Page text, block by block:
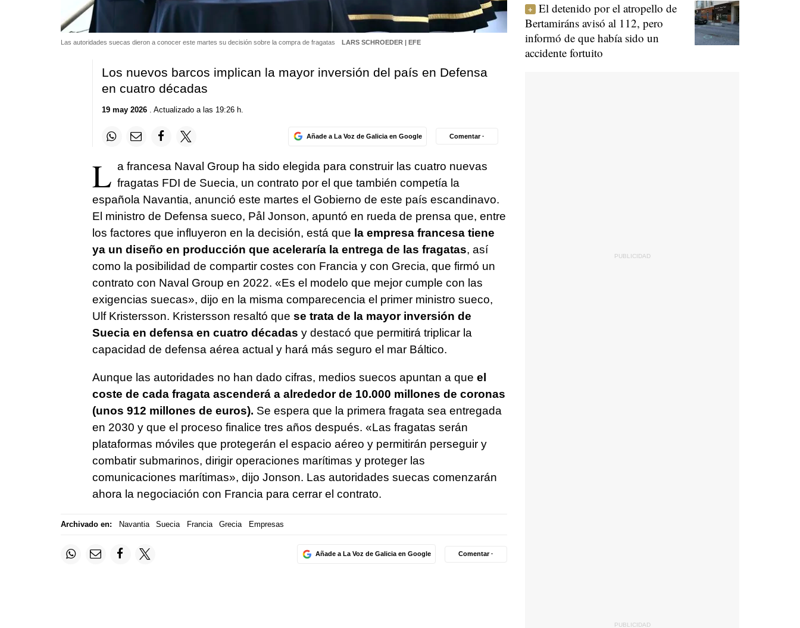
Las autoridades suecas dieron a conocer este martes su decisión sobre la compra de fragatas LARS SCHROEDER | EFE
Los nuevos barcos implican la mayor inversión del país en Defensa
en cuatro décadas
19 may 2026. Actualizado a las 19:26 h.
Añade a La Voz de Galicia en Google Comentar ·
L a francesa Naval Group ha sido elegida para construir las cuatro nuevas
fragatas FDI de Suecia, un contrato por el que también competía la
española Navantia, anunció este martes el Gobierno de este país escandinavo.
El ministro de Defensa sueco, Pål Jonson, apuntó en rueda de prensa que, entre
los factores que influyeron en la decisión, está que la empresa francesa tiene
ya un diseño en producción que aceleraría la entrega de las fragatas, así
como la posibilidad de compartir costes con Francia y con Grecia, que firmó un
contrato con Naval Group en 2022. «Es el modelo que mejor cumple con las
exigencias suecas», dijo en la misma comparecencia el primer ministro sueco,
Ulf Kristersson. Kristersson resaltó que se trata de la mayor inversión de
Suecia en defensa en cuatro décadas y destacó que permitirá triplicar la
capacidad de defensa aérea actual y hará más seguro el mar Báltico.
Aunque las autoridades no han dado cifras, medios suecos apuntan a que el
coste de cada fragata ascenderá a alrededor de 10.000 millones de coronas
(unos 912 millones de euros). Se espera que la primera fragata sea entregada
en 2030 y que el proceso finalice tres años después. «Las fragatas serán
plataformas móviles que protegerán el espacio aéreo y permitirán perseguir y
combatir submarinos, dirigir operaciones marítimas y proteger las
comunicaciones marítimas», dijo Jonson. Las autoridades suecas comenzarán
ahora la negociación con Francia para cerrar el contrato.
Archivado en: Navantia Suecia Francia Grecia Empresas
Añade a La Voz de Galicia en Google Comentar ·
El detenido por el atropello de
Bertamiráns avisó al 112, pero
informó de que había sido un
accidente fortuito